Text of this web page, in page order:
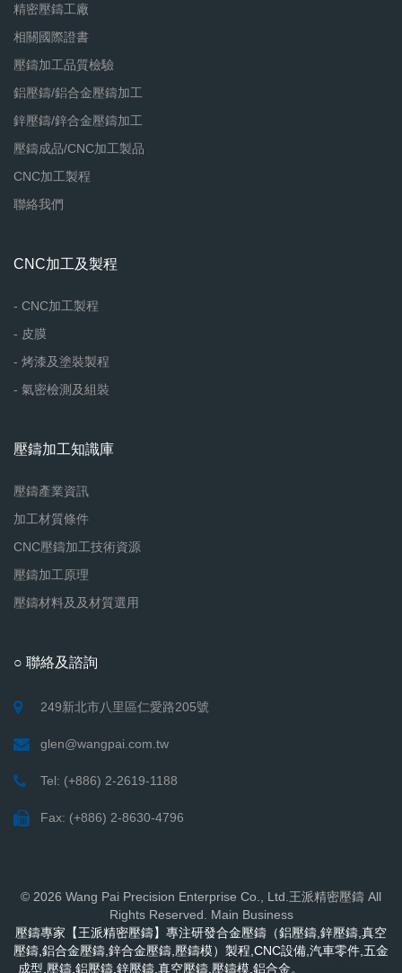
精密壓鑄工廠
相關國際證書
壓鑄加工品質檢驗
鋁壓鑄/鋁合金壓鑄加工
鋅壓鑄/鋅合金壓鑄加工
壓鑄成品/CNC加工製品
CNC加工製程
聯絡我們
CNC加工及製程
- CNC加工製程
- 皮膜
- 烤漆及塗裝製程
- 氣密檢測及組裝
壓鑄加工知識庫
壓鑄產業資訊
加工材質條件
CNC壓鑄加工技術資源
壓鑄加工原理
壓鑄材料及及材質選用
○ 聯絡及諮詢
249新北市八里區仁愛路205號
glen@wangpai.com.tw
Tel: (+886) 2-2619-1188
Fax: (+886) 2-8630-4796
© 2026 Wang Pai Precision Enterprise Co., Ltd.王派精密壓鑄 All
Rights Reserved. Main Business
壓鑄專家【王派精密壓鑄】專注研發合金壓鑄（鋁壓鑄,鋅壓鑄,真空
壓鑄,鋁合金壓鑄,鋅合金壓鑄,壓鑄模）製程,CNC設備,汽車零件,五金
成型,壓鑄,鋁壓鑄,鋅壓鑄,真空壓鑄,壓鑄模,鋁合金。